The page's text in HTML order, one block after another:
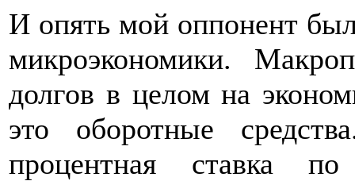
И опять мой оппонент
микроэкономики.
долгов в целом на
это оборотные
процентная ставка